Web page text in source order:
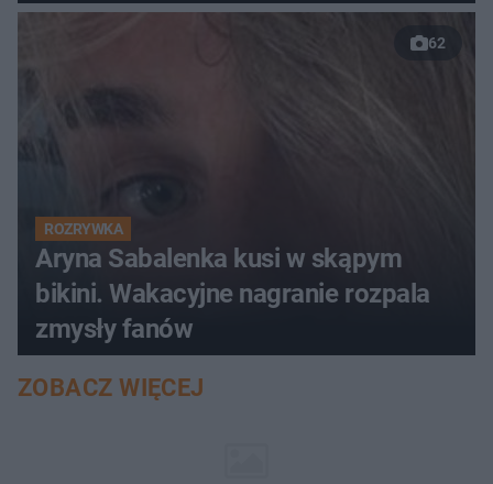
62
ROZRYWKA
Aryna Sabalenka kusi w skąpym
bikini. Wakacyjne nagranie rozpala
zmysły fanów
ZOBACZ WIĘCEJ